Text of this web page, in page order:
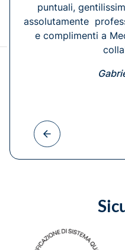
puntuali,
assolutamente
e complimenti a